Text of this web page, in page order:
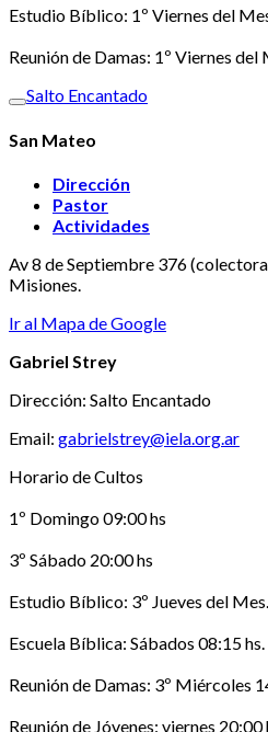
Estudio Bíblico: 1º Viernes del
Reunión de Damas: 1º Viernes del
Salto Encantado
San Mateo
Dirección
Pastor
Actividades
Av 8 de Septiembre 376
Misiones.
Ir al Mapa de Google
Gabriel Strey
Dirección: Salto Encantado
Email: gabrielstrey@iela.org.ar
Horario de Cultos
1º Domingo 09:00 hs
3º Sábado 20:00 hs
Estudio Bíblico: 3º Jueves del Mes.
Escuela Bíblica: Sábados 08:15 hs.
Reunión de Damas: 3º Miércoles
Reunión de Jóvenes: viernes